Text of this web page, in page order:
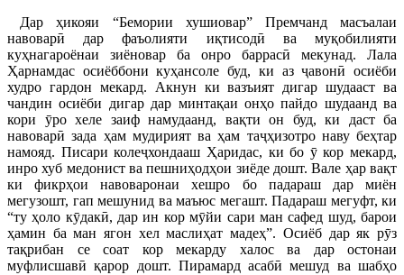
Дар ҳикояи “Бемории хушиовар” Премчанд масъалаи
навоварӣ дар фаъолияти иқтисодӣ ва муқобилияти
куҳнагароёнаи зиёновар ба онро баррасӣ мекунад. Лала
Ҳарнамдас осиёббони куҳансоле буд, ки аз ҷавонӣ осиёби
худро гардон мекард. Акнун ки вазъият дигар шудааст ва
чандин осиёби дигар дар минтақаи онҳо пайдо шудаанд ва
кори ӯро хеле заиф намудаанд, вақти он буд, ки даст ба
навоварӣ зада ҳам мудирият ва ҳам таҷҳизотро наву беҳтар
намояд. Писари колеҷхондааш Ҳаридас, ки бо ӯ кор мекард,
инро хуб медонист ва пешниҳодҳои зиёде дошт. Вале ҳар вақт
ки фикрҳои навоваронаи хешро бо падараш дар миён
мегузошт, гап мешунид ва маъюс мегашт. Падараш мегуфт, ки
“ту ҳоло кӯдакӣ, дар ин кор мӯйи сари ман сафед шуд, барои
ҳамин ба ман ягон хел маслиҳат мадеҳ”. Осиёб дар як рӯз
тақрибан се соат кор мекарду халос ва дар остонаи
муфлисшавӣ қарор дошт. Пирамард асабӣ мешуд ва шабҳо